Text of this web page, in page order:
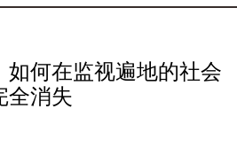
如何在监视遍地的社会
全消失